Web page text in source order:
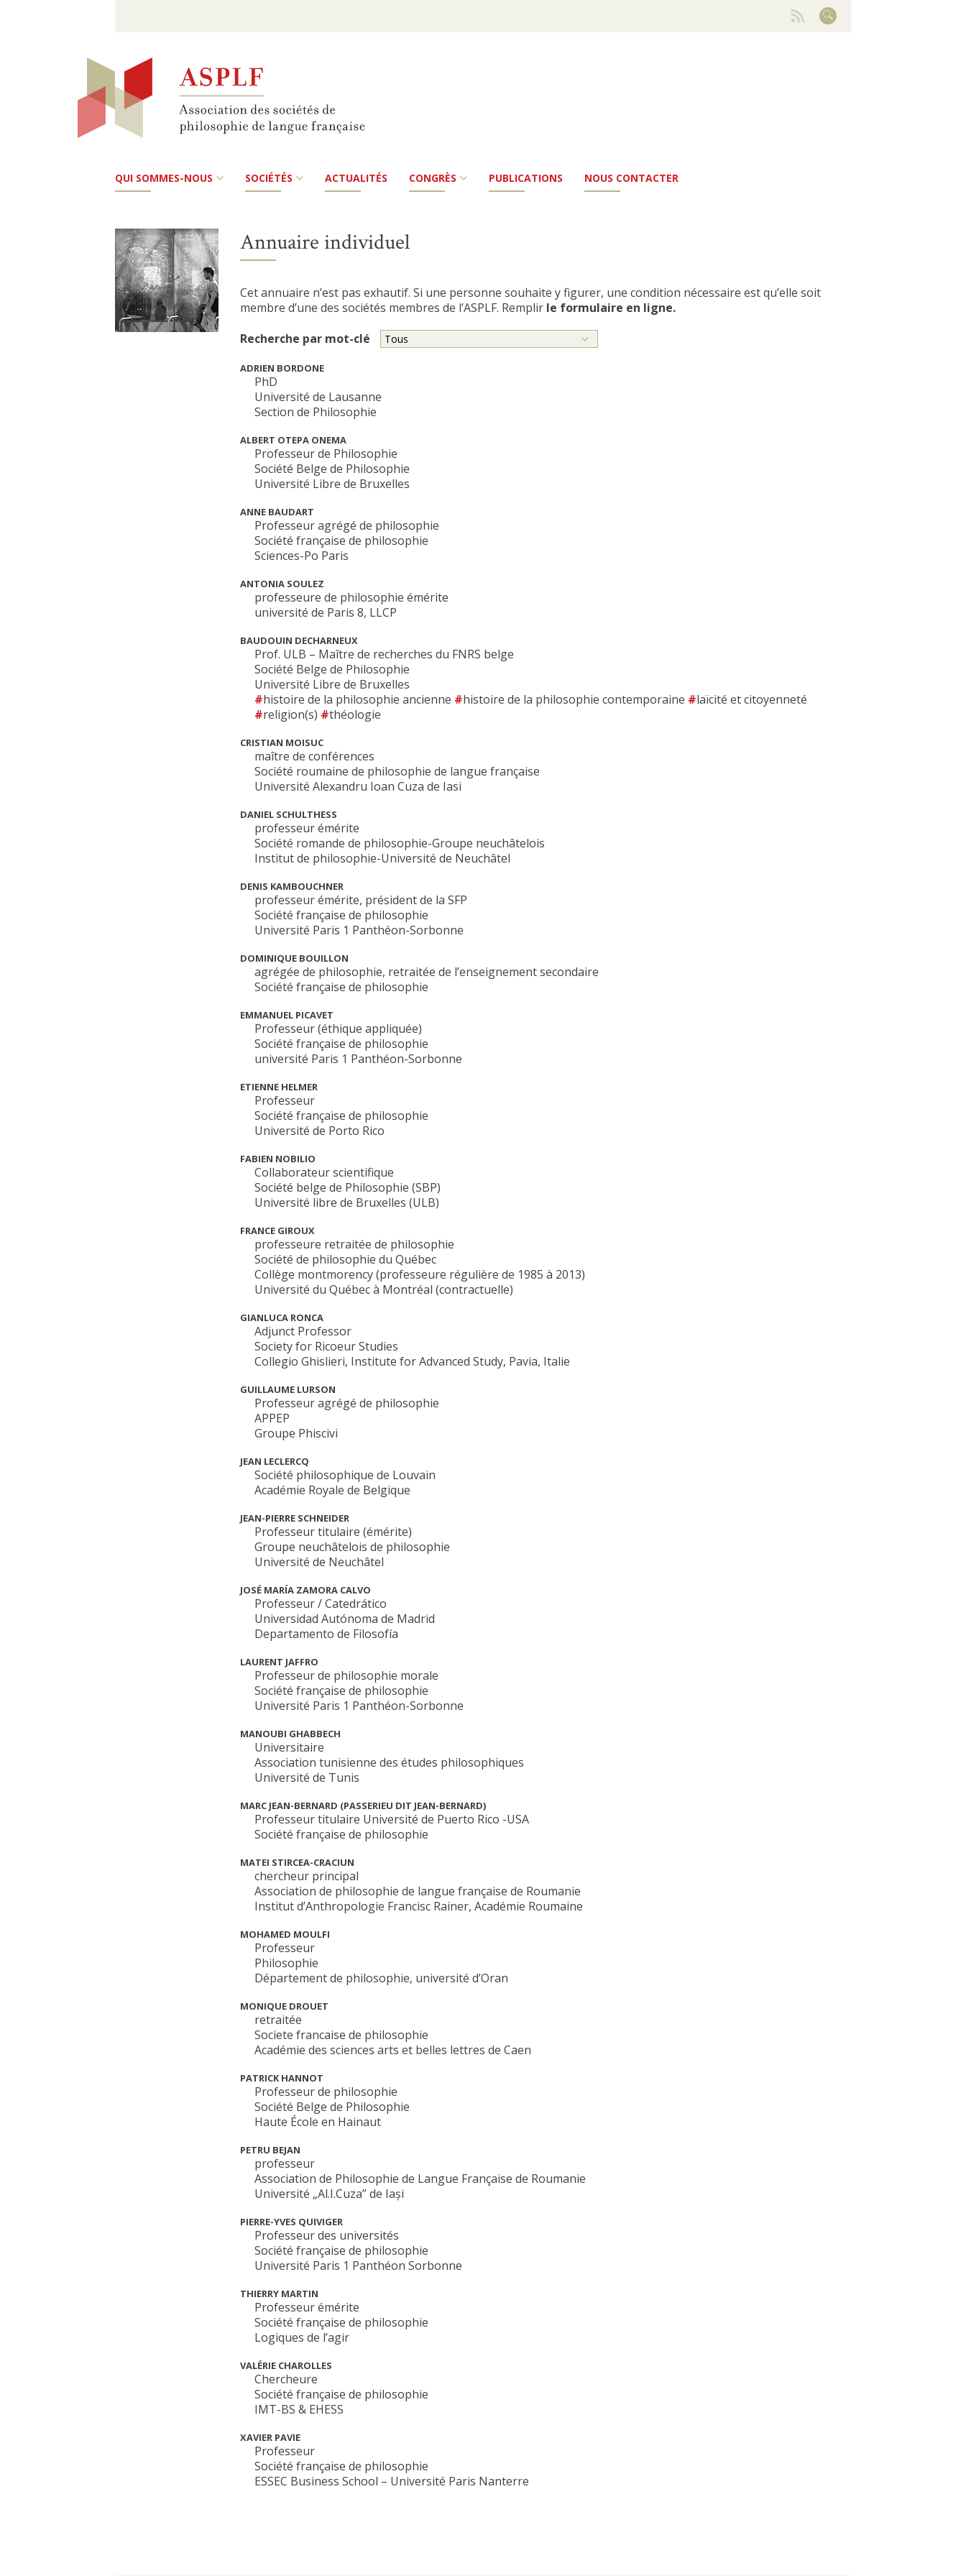
QUI SOMMES-NOUS SOCIÉTÉS ACTUALITÉS CONGRÈS PUBLICATIONS NOUS CONTACTER
Annuaire individuel
Cet annuaire n’est pas exhautif. Si une personne souhaite y figurer, une condition nécessaire est qu’elle soit
membre d’une des sociétés membres de l’ASPLF. Remplir le formulaire en ligne.
Recherche par mot-clé
ADRIEN BORDONE
PhD
Université de Lausanne
Section de Philosophie
ALBERT OTEPA ONEMA
Professeur de Philosophie
Société Belge de Philosophie
Université Libre de Bruxelles
ANNE BAUDART
Professeur agrégé de philosophie
Société française de philosophie
Sciences-Po Paris
ANTONIA SOULEZ
professeure de philosophie émérite
université de Paris 8, LLCP
BAUDOUIN DECHARNEUX
Prof. ULB – Maître de recherches du FNRS belge
Société Belge de Philosophie
Université Libre de Bruxelles
histoire de la philosophie ancienne
histoire de la philosophie contemporaine
laïcité et citoyenneté
religion(s)
théologie
CRISTIAN MOISUC
maître de conférences
Société roumaine de philosophie de langue française
Université Alexandru Ioan Cuza de Iasi
DANIEL SCHULTHESS
professeur émérite
Société romande de philosophie-Groupe neuchâtelois
Institut de philosophie-Université de Neuchâtel
DENIS KAMBOUCHNER
professeur émérite, président de la SFP
Société française de philosophie
Université Paris 1 Panthéon-Sorbonne
DOMINIQUE BOUILLON
agrégée de philosophie, retraitée de l’enseignement secondaire
Société française de philosophie
EMMANUEL PICAVET
Professeur (éthique appliquée)
Société française de philosophie
université Paris 1 Panthéon-Sorbonne
ETIENNE HELMER
Professeur
Société française de philosophie
Université de Porto Rico
FABIEN NOBILIO
Collaborateur scientifique
Société belge de Philosophie (SBP)
Université libre de Bruxelles (ULB)
FRANCE GIROUX
professeure retraitée de philosophie
Société de philosophie du Québec
Collège montmorency (professeure régulière de 1985 à 2013)
Université du Québec à Montréal (contractuelle)
GIANLUCA RONCA
Adjunct Professor
Society for Ricoeur Studies
Collegio Ghislieri, Institute for Advanced Study, Pavia, Italie
GUILLAUME LURSON
Professeur agrégé de philosophie
APPEP
Groupe Phiscivi
JEAN LECLERCQ
Société philosophique de Louvain
Académie Royale de Belgique
JEAN-PIERRE SCHNEIDER
Professeur titulaire (émérite)
Groupe neuchâtelois de philosophie
Université de Neuchâtel
JOSÉ MARÍA ZAMORA CALVO
Professeur / Catedrático
Universidad Autónoma de Madrid
Departamento de Filosofía
LAURENT JAFFRO
Professeur de philosophie morale
Société française de philosophie
Université Paris 1 Panthéon-Sorbonne
MANOUBI GHABBECH
Universitaire
Association tunisienne des études philosophiques
Université de Tunis
MARC JEAN-BERNARD (PASSERIEU DIT JEAN-BERNARD)
Professeur titulaire Université de Puerto Rico -USA
Société française de philosophie
MATEI STIRCEA-CRACIUN
chercheur principal
Association de philosophie de langue française de Roumanie
Institut d’Anthropologie Francisc Rainer, Académie Roumaine
MOHAMED MOULFI
Professeur
Philosophie
Département de philosophie, université d’Oran
MONIQUE DROUET
retraitée
Societe francaise de philosophie
Académie des sciences arts et belles lettres de Caen
PATRICK HANNOT
Professeur de philosophie
Société Belge de Philosophie
Haute École en Hainaut
PETRU BEJAN
professeur
Association de Philosophie de Langue Française de Roumanie
Université „Al.I.Cuza” de Iași
PIERRE-YVES QUIVIGER
Professeur des universités
Société française de philosophie
Université Paris 1 Panthéon Sorbonne
THIERRY MARTIN
Professeur émérite
Société française de philosophie
Logiques de l’agir
VALÉRIE CHAROLLES
Chercheure
Société française de philosophie
IMT-BS & EHESS
XAVIER PAVIE
Professeur
Société française de philosophie
ESSEC Business School – Université Paris Nanterre